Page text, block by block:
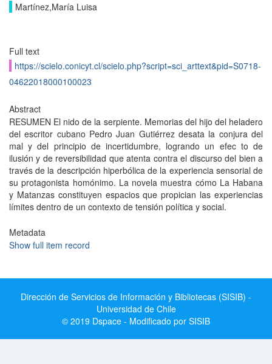
Martínez,María Luisa
Full text
https://scielo.conicyt.cl/scielo.php?script=sci_arttext&pid=S0718-
04622018000100023
Abstract
RESUMEN El nido de la serpiente. Memorias del hijo del heladero
del escritor cubano Pedro Juan Gutiérrez desata la conjura del
mal y del principio de incertidumbre, logrando un efec to de
ilusión y de reversibilidad que atenta contra el discurso del bien a
través de la descripción hiperbólica de la experiencia sensorial de
su protagonista homónimo. La novela muestra cómo La Habana
y Matanzas constituyen espacios que propician las experiencias
límites dentro de un contexto de tensión política y social.
Metadata
Show full item record
Dirección de Servicios de Información y Bibliotecas (SISIB) -
Universidad de Chile
© 2019 Dspace - Modificado por SISIB